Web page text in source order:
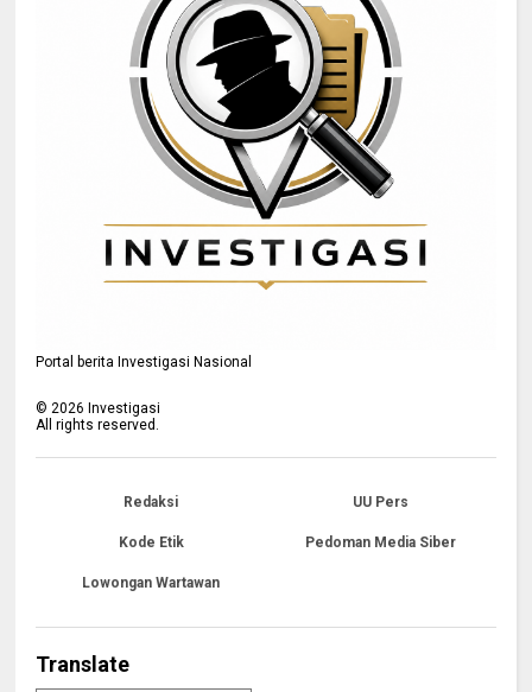
Portal berita Investigasi Nasional
©2026 Investigasi
All rights reserved.
Redaksi UU Pers
Kode Etik Pedoman Media Siber
Lowongan Wartawan
Translate